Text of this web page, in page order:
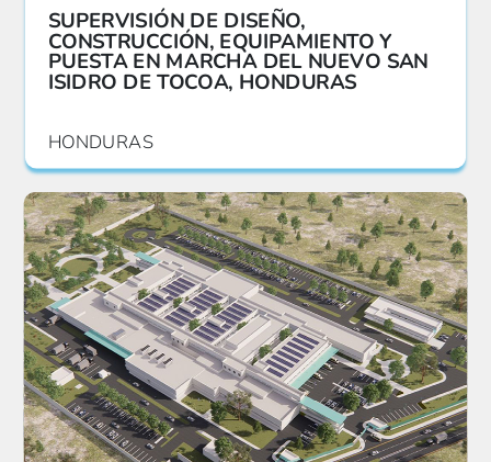
SUPERVISIÓN DE DISEÑO,
CONSTRUCCIÓN, EQUIPAMIENTO Y
PUESTA EN MARCHA DEL NUEVO SAN
ISIDRO DE TOCOA, HONDURAS
HONDURAS